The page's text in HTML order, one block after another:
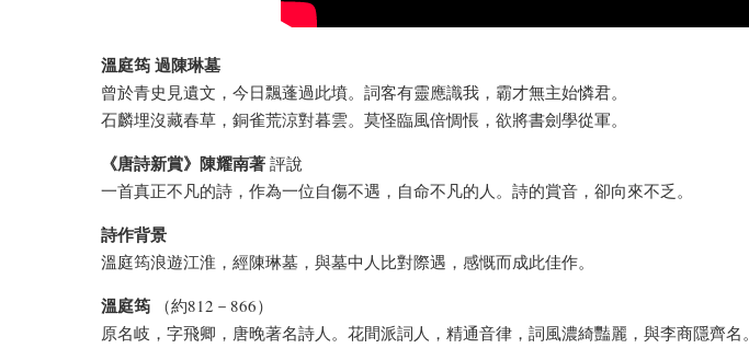
溫庭筠 過陳琳墓
曾於青史見遺文，今日飄蓬過此墳。詞客有靈應識我，霸才無主始憐君。
石麟埋沒藏春草，銅雀荒涼對暮雲。莫怪臨風倍惆悵，欲將書劍學從軍。
《唐詩新賞》陳耀南著 評說
一首真正不凡的詩，作為一位自傷不遇，自命不凡的人。詩的賞音，卻向來不乏。
詩作背景
溫庭筠浪遊江淮，經陳琳墓，與墓中人比對際遇，感慨而成此佳作。
溫庭筠 （約812－866）
原名岐，字飛卿，唐晚著名詩人。花間派詞人，精通音律，詞風濃綺豔麗，與李商隱齊名。